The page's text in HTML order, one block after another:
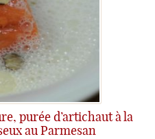
purée d’artichaut à la
au Parmesan